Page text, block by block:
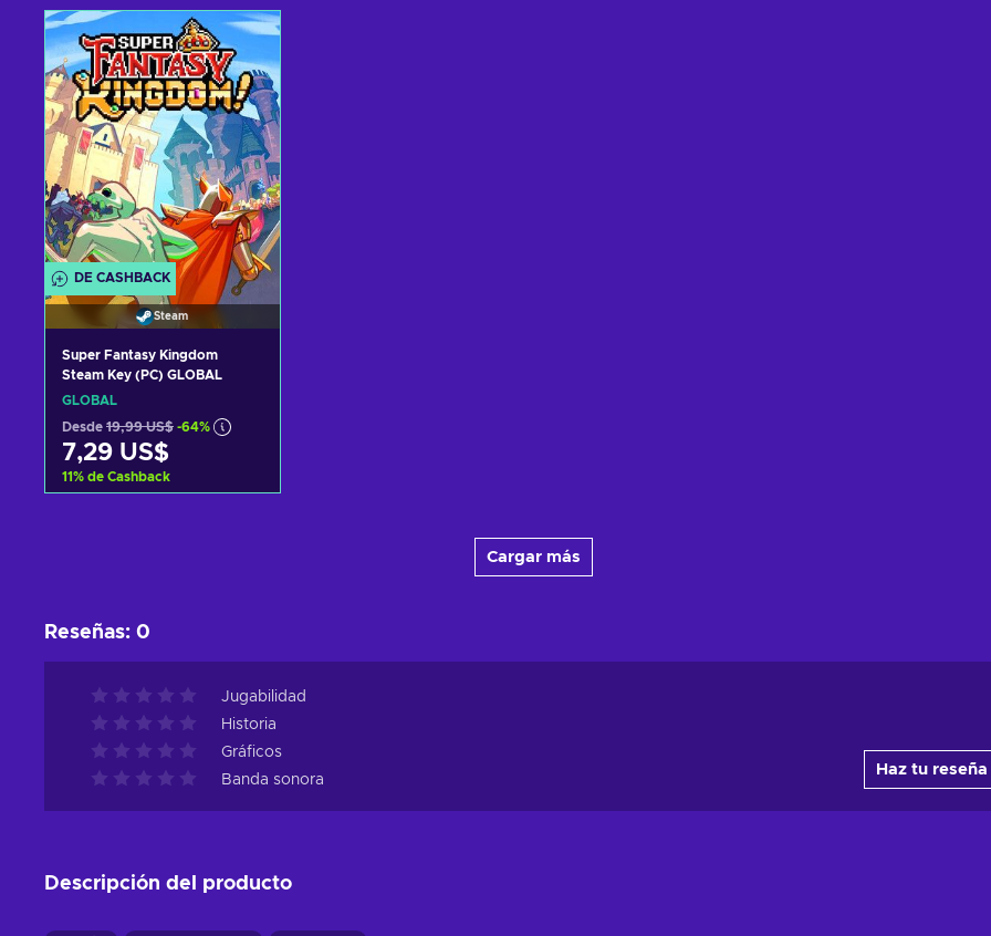
Añadir al carrito
Ver ofertas
DE CASHBACK
Steam
Super Fantasy Kingdom
Steam Key (PC) GLOBAL
GLOBAL
Desde 19,99 US$ -64%
7,29 US$
11% de Cashback
Cargar más
Reseñas: 0
Jugabilidad
Historia
Gráficos
Banda sonora
Haz tu reseña
Descripción del producto